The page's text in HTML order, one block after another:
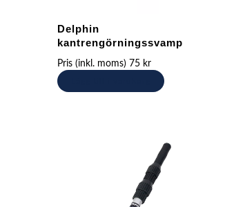
Delphin
kantrengörningssvamp
Pris (inkl. moms) 75 kr